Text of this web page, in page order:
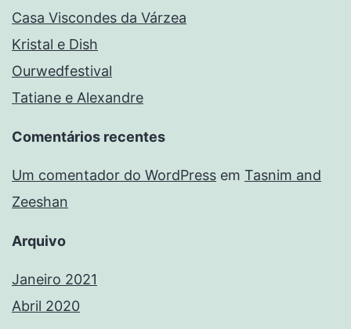
Casa Viscondes da Várzea
Kristal e Dish
Ourwedfestival
Tatiane e Alexandre
Comentários recentes
Um comentador do WordPress em Tasnim and
Zeeshan
Arquivo
Janeiro 2021
Abril 2020